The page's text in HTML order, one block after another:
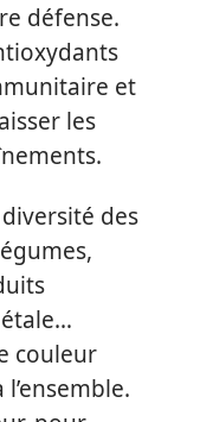
défense.
et
les
des
couleur